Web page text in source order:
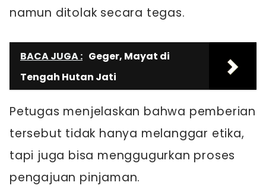
namun ditolak secara tegas.
BACA JUGA : Geger, Mayat di
Tengah Hutan Jati
Petugas menjelaskan bahwa pemberian
tersebut tidak hanya melanggar etika,
tapi juga bisa menggugurkan proses
pengajuan pinjaman.